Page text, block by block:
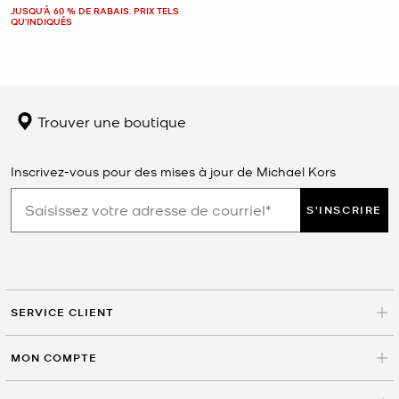
JUSQU’À 60 % DE RABAIS. PRIX TELS
QU'INDIQUÉS
Trouver une boutique
Inscrivez-vous pour des mises à jour de Michael Kors
S'INSCRIRE
SERVICE CLIENT
MON COMPTE